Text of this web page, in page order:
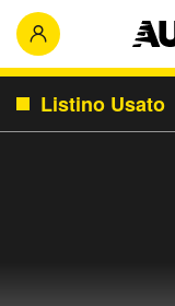
Listino Usato